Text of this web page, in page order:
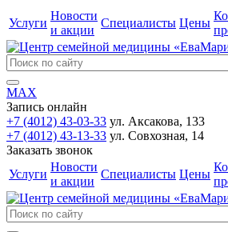
Услуги
Новости
и акции
Специалисты Цены
MAX
Запись онлайн
+7 (4012) 43-03-33 ул. Аксакова, 133
+7 (4012) 43-13-33 ул. Совхозная, 14
Заказать звонок
Услуги
Новости
и акции
Специалисты Цены